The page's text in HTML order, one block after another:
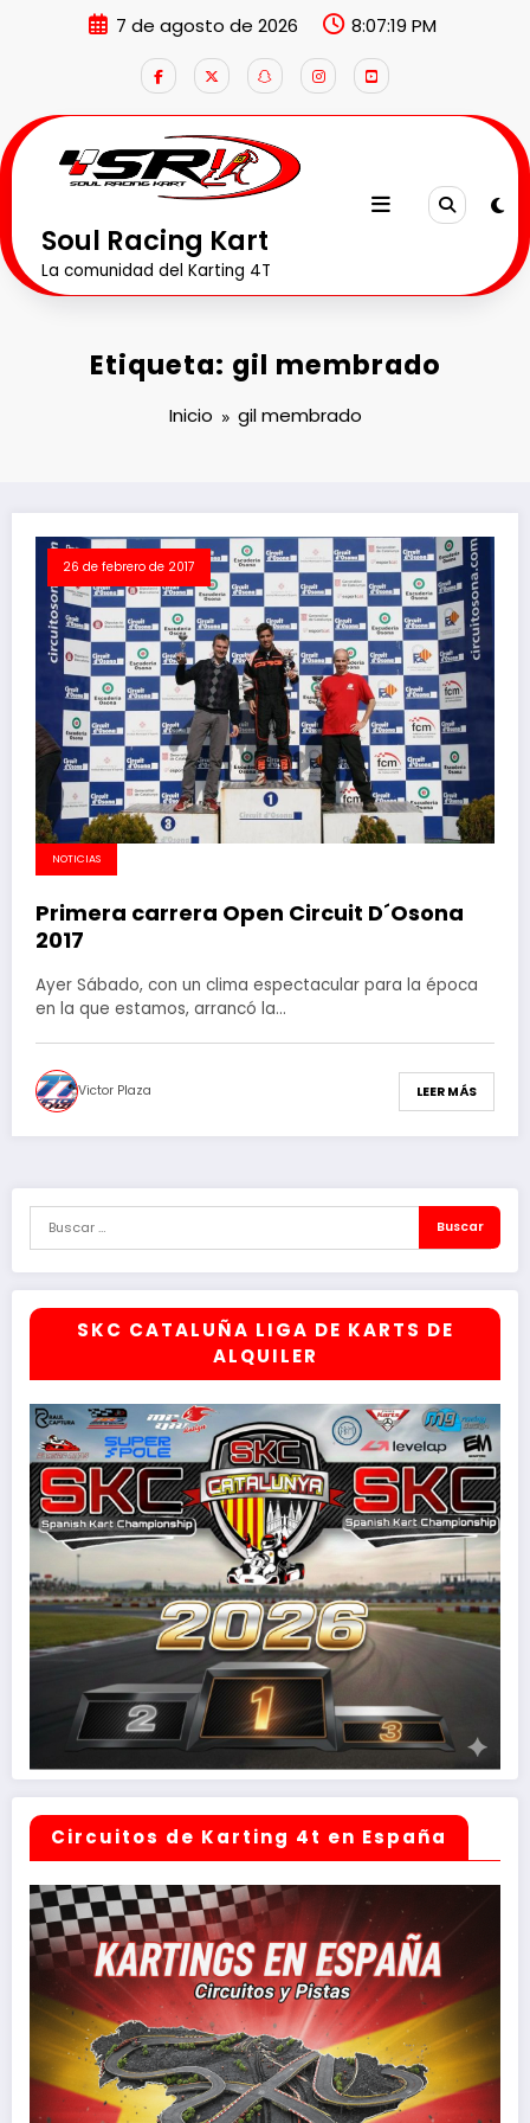
7 de agosto de 2026 8:07:20 PM
Soul Racing Kart
La comunidad del Karting 4T
Etiqueta: gil membrado
Inicio gil membrado
26 de febrero de 2017
NOTICIAS
Primera carrera Open Circuit D´Osona
2017
Ayer Sábado, con un clima espectacular para la época
en la que estamos, arrancó la…
Victor Plaza LEER MÁS
SKC CATALUÑA LIGA DE KARTS DE
ALQUILER
Circuitos de Karting 4t en España